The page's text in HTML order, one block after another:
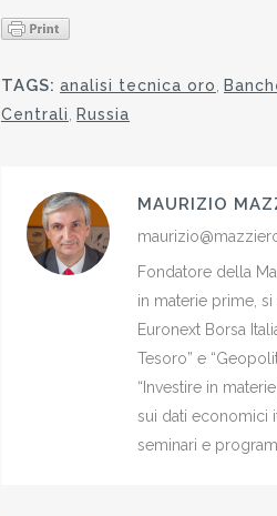
TAGS: analisi tecnica oro
Centrali
Russia
MAURIZIO
Fondatore della
in materie prime,
Euronext Borsa
Tesoro” e
“Investire in
sui dati economici
seminari e